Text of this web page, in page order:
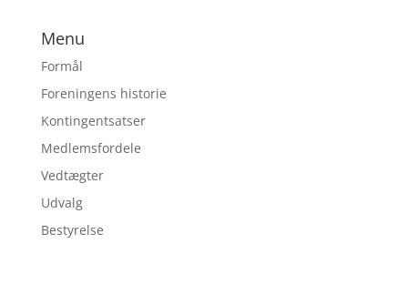
Menu
Formål
Foreningens historie
Kontingentsatser
Medlemsfordele
Vedtægter
Udvalg
Bestyrelse